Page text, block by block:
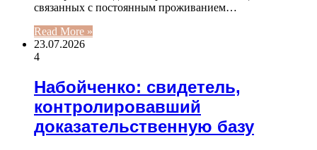
связанных с постоянным проживанием…
Read More »
23.07.2026
4
Набойченко: свидетель,
контролировавший
доказательственную базу